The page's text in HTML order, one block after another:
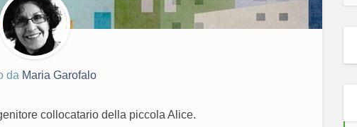
da Maria Garofalo
collocatario della piccola Alice.